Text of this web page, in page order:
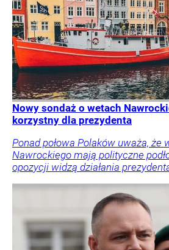
Nowy sondaż o wetach
korzystny dla prezydenta
Ponad połowa Polaków uważa, że
Nawrockiego mają polityczne
opozycji widzą działania